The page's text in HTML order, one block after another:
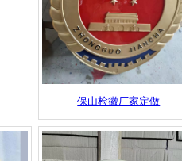
保山检徽厂家定做